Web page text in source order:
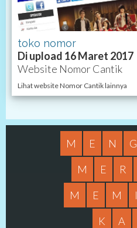
toko nomor
Di upload 16 Maret 2017
Website Nomor Cantik
Lihat website Nomor Cantik lainnya
M E N G
M
E R
M
E M I
K
A